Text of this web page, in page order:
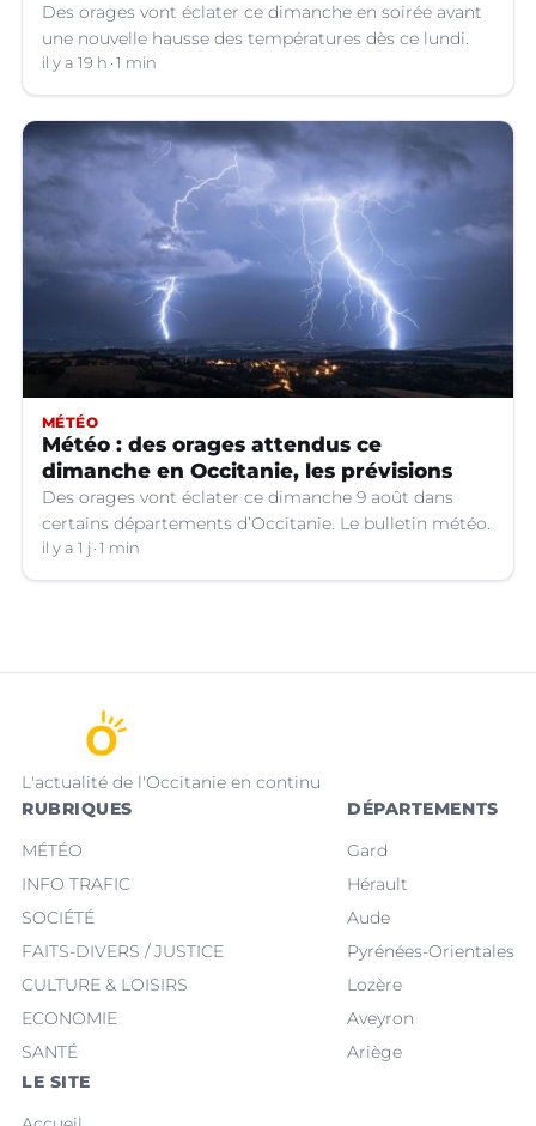
Des orages vont éclater ce dimanche en soirée avant
une nouvelle hausse des températures dès ce lundi.
il y a 19 h 1 min
MÉTÉO
Météo : des orages attendus ce
dimanche en Occitanie, les prévisions
Des orages vont éclater ce dimanche 9 août dans
certains départements d’Occitanie. Le bulletin météo.
il y a 1 j 1 min
L'actualité de l'Occitanie en continu
RUBRIQUES
MÉTÉO
INFO TRAFIC
SOCIÉTÉ
FAITS-DIVERS / JUSTICE
CULTURE & LOISIRS
ECONOMIE
SANTÉ
DÉPARTEMENTS
Gard
Hérault
Aude
Pyrénées-Orientales
Lozère
Aveyron
Ariège
LE SITE